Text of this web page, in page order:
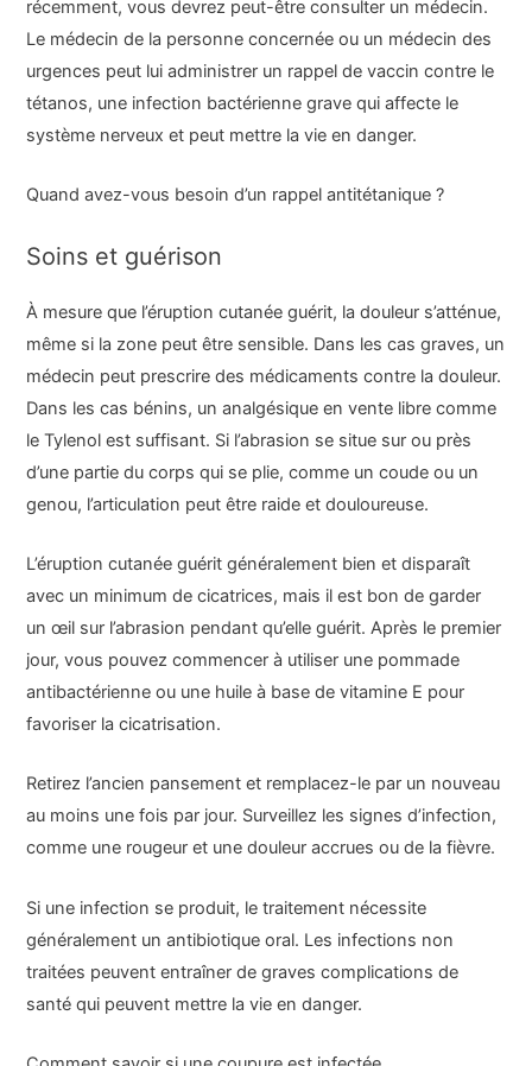
récemment, vous devrez peut-être consulter un médecin.
Le médecin de la personne concernée ou un médecin des
urgences peut lui administrer un rappel de vaccin contre le
tétanos, une infection bactérienne grave qui affecte le
système nerveux et peut mettre la vie en danger.
Quand avez-vous besoin d’un rappel antitétanique ?
Soins et guérison
À mesure que l’éruption cutanée guérit, la douleur s’atténue,
même si la zone peut être sensible. Dans les cas graves, un
médecin peut prescrire des médicaments contre la douleur.
Dans les cas bénins, un analgésique en vente libre comme
le Tylenol est suffisant. Si l’abrasion se situe sur ou près
d’une partie du corps qui se plie, comme un coude ou un
genou, l’articulation peut être raide et douloureuse.
L’éruption cutanée guérit généralement bien et disparaît
avec un minimum de cicatrices, mais il est bon de garder
un œil sur l’abrasion pendant qu’elle guérit. Après le premier
jour, vous pouvez commencer à utiliser une pommade
antibactérienne ou une huile à base de vitamine E pour
favoriser la cicatrisation.
Retirez l’ancien pansement et remplacez-le par un nouveau
au moins une fois par jour. Surveillez les signes d’infection,
comme une rougeur et une douleur accrues ou de la fièvre.
Si une infection se produit, le traitement nécessite
généralement un antibiotique oral. Les infections non
traitées peuvent entraîner de graves complications de
santé qui peuvent mettre la vie en danger.